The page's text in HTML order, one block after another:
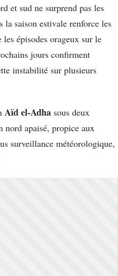
et sud ne surprend pas les
la saison estivale renforce les
épisodes orageux sur le
jours confirment
instabilité sur plusieurs
Aïd el-Adha sous deux
nord apaisé, propice aux
surveillance météorologique,